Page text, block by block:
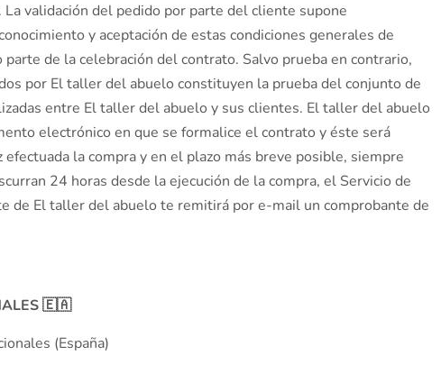
La validación del pedido por parte del cliente supone
y aceptación de estas condiciones generales de
parte de la celebración del contrato. Salvo prueba en contrario,
por El taller del abuelo constituyen la prueba del conjunto de
entre El taller del abuelo y sus clientes. El taller del abuelo
electrónico en que se formalice el contrato y éste será
efectuada la compra y en el plazo más breve posible, siempre
24 horas desde la ejecución de la compra, el Servicio de
de El taller del abuelo te remitirá por e-mail un comprobante de
🇪🇦
(España)